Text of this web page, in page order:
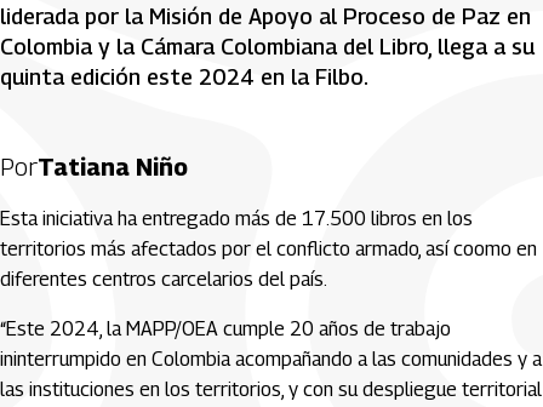
liderada por la Misión de Apoyo al Proceso de Paz en
Colombia y la Cámara Colombiana del Libro, llega a su
quinta edición este 2024 en la Filbo.
PorTatiana Niño
Esta iniciativa ha entregado más de 17.500 libros en los
territorios más afectados por el conflicto armado, así coomo en
diferentes centros carcelarios del país.
“Este 2024, la MAPP/OEA cumple 20 años de trabajo
ininterrumpido en Colombia acompañando a las comunidades y a
las instituciones en los territorios, y con su despliegue territorial